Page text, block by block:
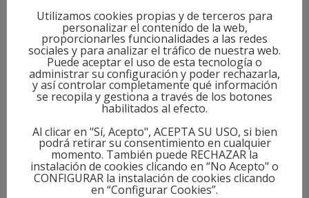
LUNES, 26 MAYO 2025 OIPACYL
En la tarde de hoy, 26 de mayo, la Organización
Interprofesional de la Patata de Castilla y León,
OIPACYL, tiene prevista celebrar la Jornada de la
campaña de arranque de la patata 2025 en el
Tordesillas, jornada que empieza a ser un
referente dentro del panorama
Utilizamos cookies propias y de terceros para
personalizar el contenido de la web,
proporcionarles funcionalidades a las redes
sociales y para analizar el tráfico de nuestra web.
Puede aceptar el uso de esta tecnología o
administrar su configuración y poder rechazarla,
y así controlar completamente qué información
se recopila y gestiona a través de los botones
habilitados al efecto.
Al clicar en "Sí, Acepto", ACEPTA SU USO, si bien
podrá retirar su consentimiento en cualquier
momento. También puede RECHAZAR la
instalación de cookies clicando en “No Acepto" o
CONFIGURAR la instalación de cookies clicando
en “Configurar Cookies”.